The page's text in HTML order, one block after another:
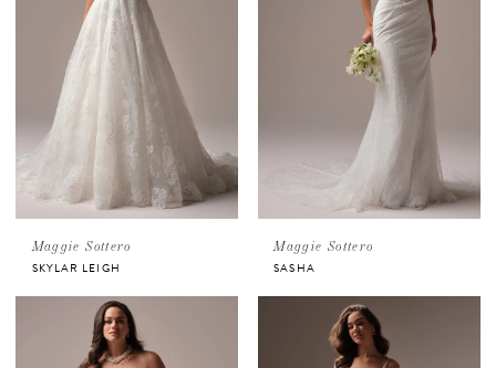
Maggie Sottero
SKYLAR LEIGH
Maggie Sottero
SASHA